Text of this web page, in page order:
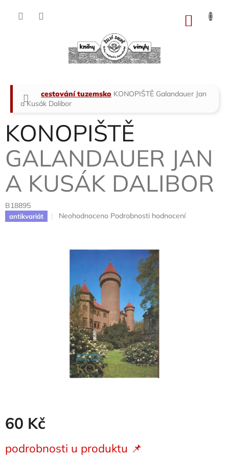
Domů
cestování tuzemsko KONOPIŠTĚ Galandauer Jan
a Kusák Dalibor
KONOPIŠTĚ
GALANDAUER JAN
A KUSÁK DALIBOR
B18895
antikvariát
Průměrné
hvězdiček.
Neohodnoceno Podrobnosti hodnocení
60 Kč
cena:
podrobnosti u produktu 📌